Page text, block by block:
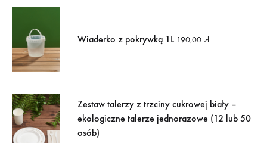
Wiaderko z pokrywką 1L 190,00 zł
Zestaw talerzy z trzciny cukrowej biały –
ekologiczne talerze jednorazowe (12 lub 50
osób)